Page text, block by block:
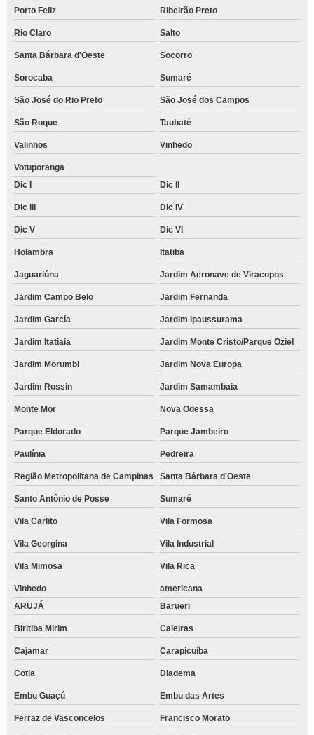
Porto Feliz Ribeirão Preto
Rio Claro Salto
Santa Bárbara d'Oeste Socorro
Sorocaba Sumaré
São José do Rio Preto São José dos Campos
São Roque Taubaté
Valinhos Vinhedo
Votuporanga
Dic I
Dic II
Dic III Dic IV
Dic V Dic VI
Holambra Itatiba
Jaguariúna Jardim Aeronave de Viracopos
Jardim Campo Belo Jardim Fernanda
Jardim García Jardim Ipaussurama
Jardim Itatiaia Jardim Monte Cristo/Parque Oziel
Jardim Morumbi Jardim Nova Europa
Jardim Rossin Jardim Samambaia
Monte Mor Nova Odessa
Parque Eldorado Parque Jambeiro
Paulínia Pedreira
Região Metropolitana de Campinas Santa Bárbara d'Oeste
Santo Antônio de Posse Sumaré
Vila Carlito Vila Formosa
Vila Georgina Vila Industrial
Vila Mimosa Vila Rica
Vinhedo
americana
ARUJÁ
Barueri
Biritiba Mirim Caieiras
Cajamar Carapicuíba
Cotia Diadema
Embu Guaçú Embu das Artes
Ferraz de Vasconcelos Francisco Morato